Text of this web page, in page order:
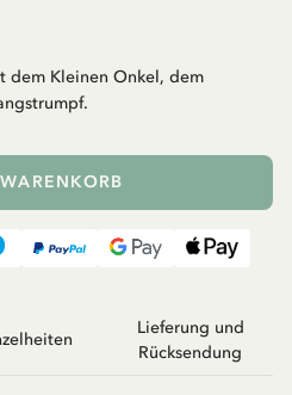
dem Kleinen Onkel, dem
Lieferung und
Rücksendung